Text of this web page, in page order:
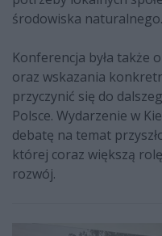
środowiska naturalnego.
Konferencja była także
oraz wskazania
przyczynić się do
Polsce. Wydarzenie w
debatę na temat
której coraz większą
rozwój.